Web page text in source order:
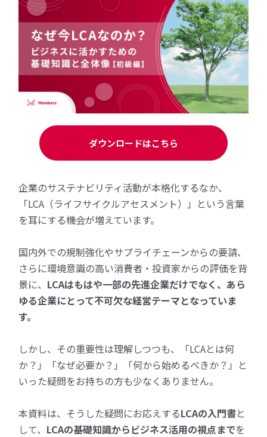
ダウンロードはこちら
企業のサステナビリティ活動が本格化するなか、
「LCA（ライフサイクルアセスメント）」という言葉
を耳にする機会が増えています。
国内外での規制強化やサプライチェーンからの要請、
さらに環境意識の高い消費者・投資家からの評価を背
景に、 LCAはもはや一部の先進企業だけでなく、あら
ゆる企業にとって不可欠な経営テーマとなっていま
す。
しかし、その重要性は理解しつつも、「LCAとは何
か？」「なぜ必要か？」「何から始めるべきか？」と
いった疑問をお持ちの方も少なくありません。
本資料は、そうした疑問にお応えするLCAの入門書と
して、 LCAの基礎知識からビジネス活用の視点までを